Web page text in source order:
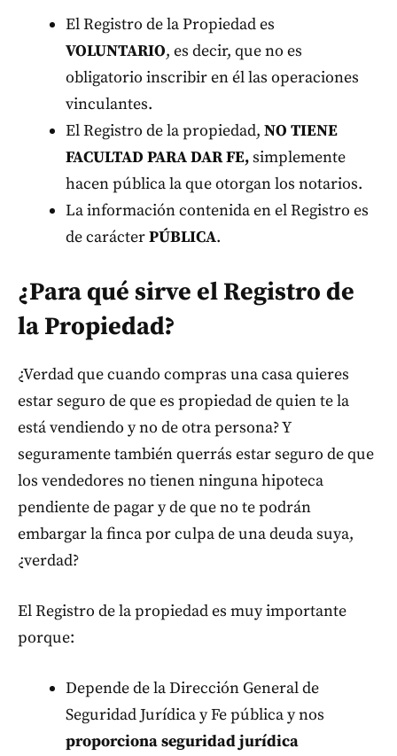
El Registro de la Propiedad es
VOLUNTARIO, es decir, que no es
obligatorio inscribir en él las operaciones
vinculantes.
El Registro de la propiedad, NO TIENE
FACULTAD PARA DAR FE,simplemente
hacen pública la que otorgan los notarios.
La información contenida en el Registro es
de carácterPÚBLICA.
¿Para qué sirve el Registro de
la Propiedad?
¿Verdad que cuando compras una casa quieres
estar seguro de que es propiedad de quien te la
está vendiendo y no de otra persona? Y
seguramente también querrás estar seguro de que
los vendedores no tienen ninguna hipoteca
pendiente de pagar y de que no te podrán
embargar la finca por culpa de una deuda suya,
¿verdad?
El Registro de la propiedad es muy importante
porque:
Depende de la Dirección General de
Seguridad Jurídica y Fe pública y nos
proporciona seguridad jurídica